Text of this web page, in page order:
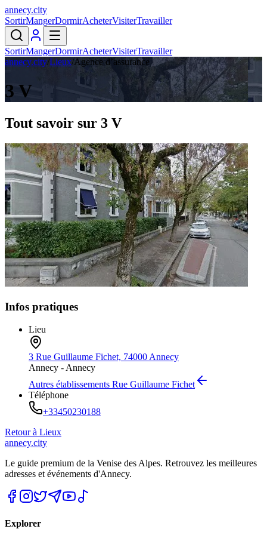
annecy.city
SortirMangerDormirAcheterVisiterTravailler
SortirMangerDormirAcheterVisiterTravailler
annecy.city/Lieux/Agence d’assurance
3 V
Tout savoir sur 3 V
Infos pratiques
Lieu
3 Rue Guillaume Fichet, 74000 Annecy
Annecy - Annecy
Autres établissements Rue Guillaume Fichet
Téléphone
+33450230188
Retour à Lieux
annecy.city
Le guide premium de la Venise des Alpes. Retrouvez les meilleures
adresses et événements d'Annecy.
Explorer